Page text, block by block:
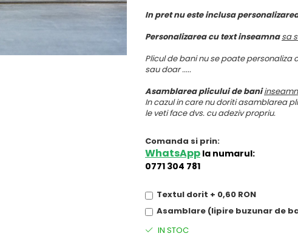
In pret nu este inclusa
Personalizarea cu text inseamnasa
Plicul de bani nu se poate personaliza
sau doar .....
Asamblarea plicului de bani
In cazul in care nu doriti asamblarea
le veti face dvs. cu adeziv propriu.
Comanda si prin:
WhatsApp la numarul:
0771 304 781
Textul dorit + 0,60 RON
Asamblare (lipire buzunar de
IN STOC